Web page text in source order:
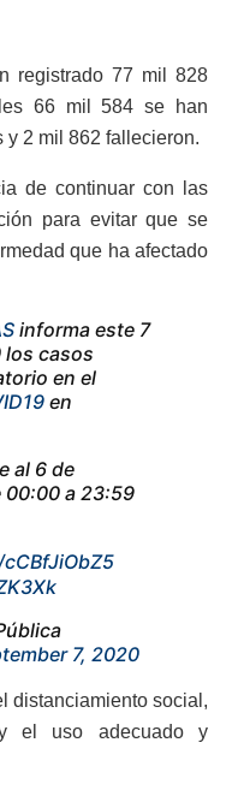
registrado 77 mil 828
66 mil 584 se han
y 2 mil 862 fallecieron.
de continuar con las
para evitar que se
que ha afectado
informa este 7
los casos
en el
en
al 6 de
00:00 a 23:59
7, 2020
distanciamiento social,
el uso adecuado y